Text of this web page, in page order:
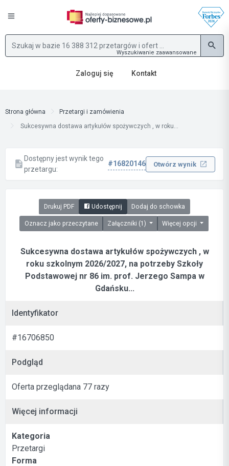
Wyszukiwanie zaawansowane
Zaloguj się Kontakt
Strona główna
Przetargi i zamówienia
Sukcesywna dostawa artykułów spożywczych , w roku...
Dostępny jest wynik tego
przetargu:
#16820146 Otwórz wynik
Drukuj PDF Udostępnij Dodaj do schowka
Oznacz jako przeczytane Załączniki (1) Więcej opcji
Sukcesywna dostawa artykułów spożywczych , w
roku szkolnym 2026/2027, na potrzeby Szkoły
Podstawowej nr 86 im. prof. Jerzego Sampa w
Gdańsku...
Identyfikator
#16706850
Podgląd
Oferta przeglądana 77 razy
Więcej informacji
Kategoria
Przetargi
Forma